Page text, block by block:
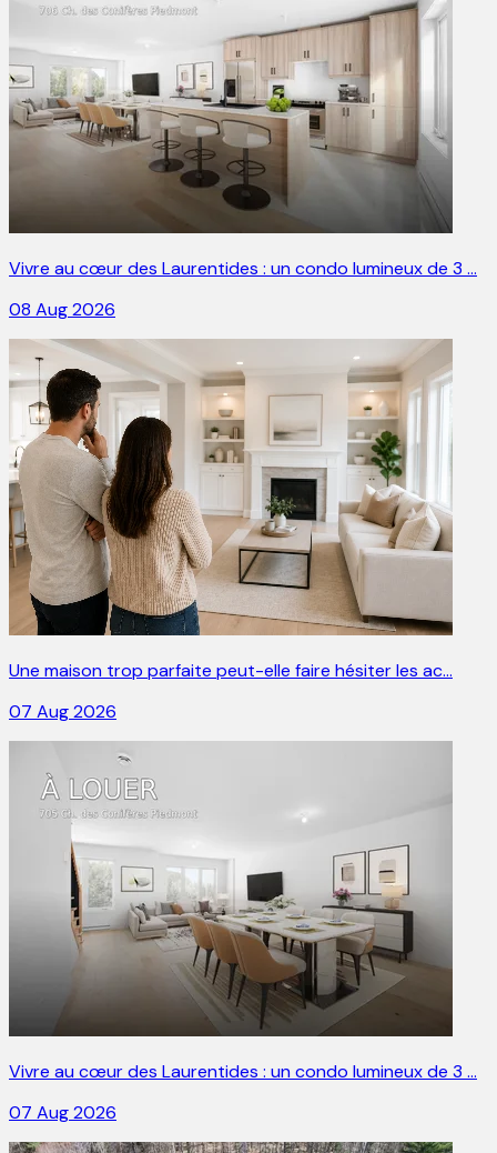
Vivre au cœur des Laurentides : un condo lumineux de 3 …
08 Aug 2026
Une maison trop parfaite peut-elle faire hésiter les ac…
07 Aug 2026
Vivre au cœur des Laurentides : un condo lumineux de 3 …
07 Aug 2026